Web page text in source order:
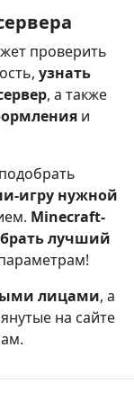
проверить
узнать
, а также
и
игру нужной
Minecraft-
лучший
лицами, а
на сайте